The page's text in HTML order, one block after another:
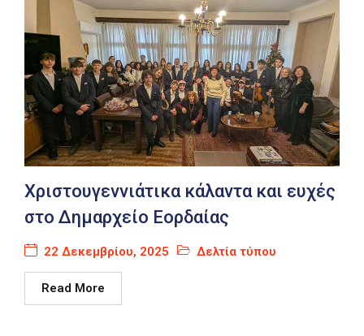
Χριστουγεννιάτικα κάλαντα και ευχές
στο Δημαρχείο Εορδαίας
22 Δεκεμβρίου, 2025 Δελτία τύπου
Read More